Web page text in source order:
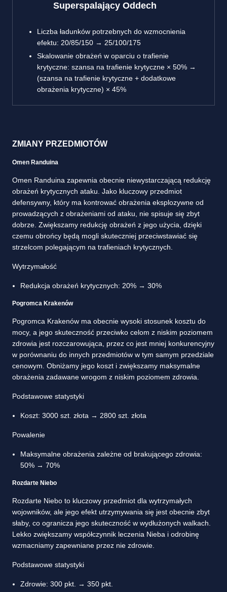
Superspalający Oddech
Liczba ładunków potrzebnych do wzmocnienia
efektu: 20/85/150 → 25/100/175
Skalowanie obrażeń w oparciu o trafienie
krytyczne: szansa na trafienie krytyczne × 50% →
(szansa na trafienie krytyczne + dodatkowe
obrażenia krytyczne) × 45%
ZMIANY PRZEDMIOTÓW
Omen Randuina
Omen Randuina zapewnia obecnie niewystarczającą redukcję
obrażeń krytycznych ataku. Jako kluczowy przedmiot
defensywny, który ma kontrować obrażenia eksplozywne od
prowadzących z obrażeniami od ataku, nie spisuje się zbyt
dobrze. Zwiększamy redukcję obrażeń z jego użycia, dzięki
czemu obrońcy będą mogli skuteczniej przeciwstawiać się
strzelcom polegającym na trafieniach krytycznych.
Wytrzymałość
Redukcja obrażeń krytycznych: 20% → 30%
Pogromca Krakenów
Pogromca Krakenów ma obecnie wysoki stosunek kosztu do
mocy, a jego skuteczność przeciwko celom z niskim poziomem
zdrowia jest rozczarowująca, przez co jest mniej konkurencyjny
w porównaniu do innych przedmiotów w tym samym przedziale
cenowym. Obniżamy jego koszt i zwiększamy maksymalne
obrażenia zadawane wrogom z niskim poziomem zdrowia.
Podstawowe statystyki
Koszt: 3000 szt. złota → 2800 szt. złota
Powalenie
Maksymalne obrażenia zależne od brakującego zdrowia:
50% → 70%
Rozdarte Niebo
Rozdarte Niebo to kluczowy przedmiot dla wytrzymałych
wojowników, ale jego efekt utrzymywania się jest obecnie zbyt
słaby, co ogranicza jego skuteczność w wydłużonych walkach.
Lekko zwiększamy współczynnik leczenia Nieba i odrobinę
wzmacniamy zapewniane przez nie zdrowie.
Podstawowe statystyki
Zdrowie: 300 pkt. → 350 pkt.